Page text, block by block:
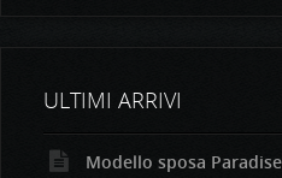
ULTIMI ARRIVI
Modello sposa Paradise